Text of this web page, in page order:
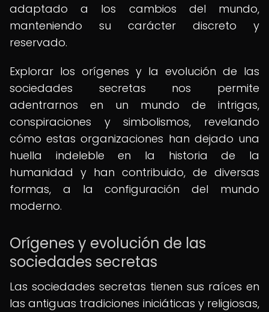
adaptado a los cambios del mundo,
manteniendo su carácter discreto y
reservado.
Explorar los orígenes y la evolución de las
sociedades secretas nos permite
adentrarnos en un mundo de intrigas,
conspiraciones y simbolismos, revelando
cómo estas organizaciones han dejado una
huella indeleble en la historia de la
humanidad y han contribuido, de diversas
formas, a la configuración del mundo
moderno.
Orígenes y evolución de las
sociedades secretas
Las sociedades secretas tienen sus raíces en
las antiguas tradiciones iniciáticas y religiosas,